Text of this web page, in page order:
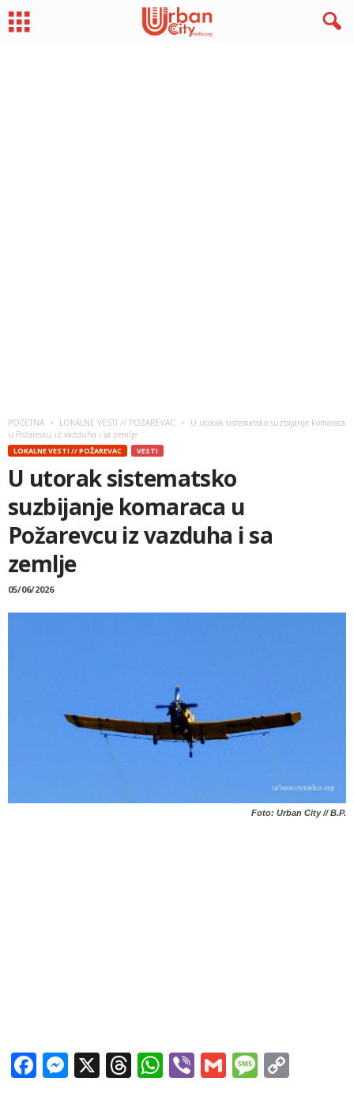
POČETNA LOKALNE VESTI // POŽAREVAC
U utorak sistematsko suzbijanje komaraca
u Požarevcu iz vazduha i sa zemlje
LOKALNE VESTI // POŽAREVAC VESTI
U utorak sistematsko
suzbijanje komaraca u
Požarevcu iz vazduha i sa
zemlje
05/06/2026
Foto: Urban City // B.P.
Facebook
Messenger
X Threads
WhatsApp
ViberGmail